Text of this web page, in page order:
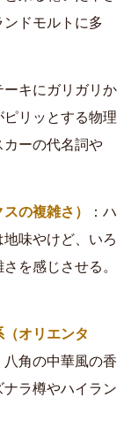
ドモルトに多
ーキにガリガリか
リッとする物理
カーの代名詞や
の複雑さ）
：ハ
味やけど、いろ
を感じさせる。
オリエンタ
八角の中華風の香
ラ樽やハイラン